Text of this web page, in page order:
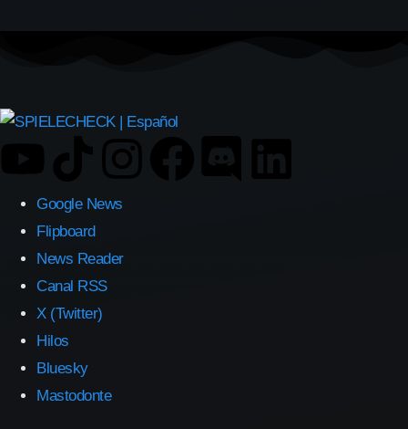
Google News
Flipboard
News Reader
Canal RSS
X (Twitter)
Hilos
Bluesky
Mastodonte